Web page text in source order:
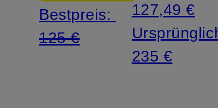
Bestpreis:
125 €
127,49 €
235 €